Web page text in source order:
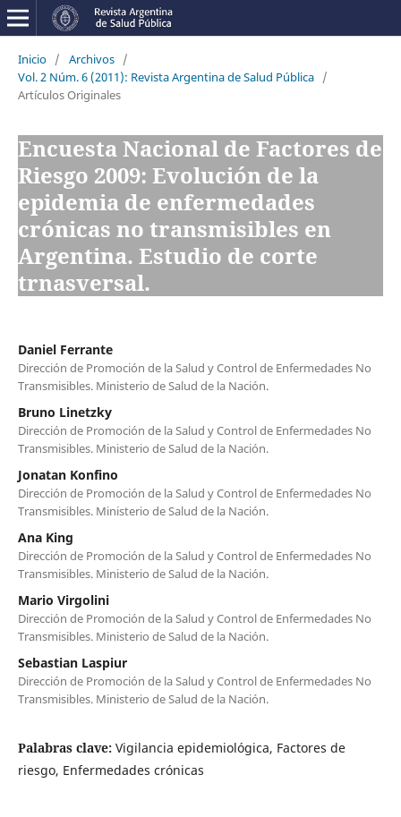
Inicio / Archivos /
Vol. 2 Núm. 6 (2011): Revista Argentina de Salud Pública /
Artículos Originales
Encuesta Nacional de Factores de
Riesgo 2009: Evolución de la
epidemia de enfermedades
crónicas no transmisibles en
Argentina. Estudio de corte
trnasversal.
Daniel Ferrante
Dirección de Promoción de la Salud y Control de Enfermedades No
Transmisibles. Ministerio de Salud de la Nación.
Bruno Linetzky
Dirección de Promoción de la Salud y Control de Enfermedades No
Transmisibles. Ministerio de Salud de la Nación.
Jonatan Konfino
Dirección de Promoción de la Salud y Control de Enfermedades No
Transmisibles. Ministerio de Salud de la Nación.
Ana King
Dirección de Promoción de la Salud y Control de Enfermedades No
Transmisibles. Ministerio de Salud de la Nación.
Mario Virgolini
Dirección de Promoción de la Salud y Control de Enfermedades No
Transmisibles. Ministerio de Salud de la Nación.
Sebastian Laspiur
Dirección de Promoción de la Salud y Control de Enfermedades No
Transmisibles. Ministerio de Salud de la Nación.
Palabras clave: Vigilancia epidemiológica, Factores de
riesgo, Enfermedades crónicas